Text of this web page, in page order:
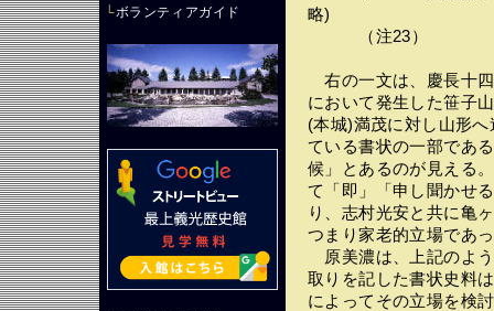
└ボランティアガイド
略)
（注23）
右の一文は、慶長十
において発生した笹子
(本城)満茂に対し山形
ている書状の一部であ
候」とあるのが見える
て「即」「申し聞かせ
り、志村光安と共に亀
つまり家老的立場であ
原美濃は、上記のよ
取りを記した書状史料
によってその立場を検